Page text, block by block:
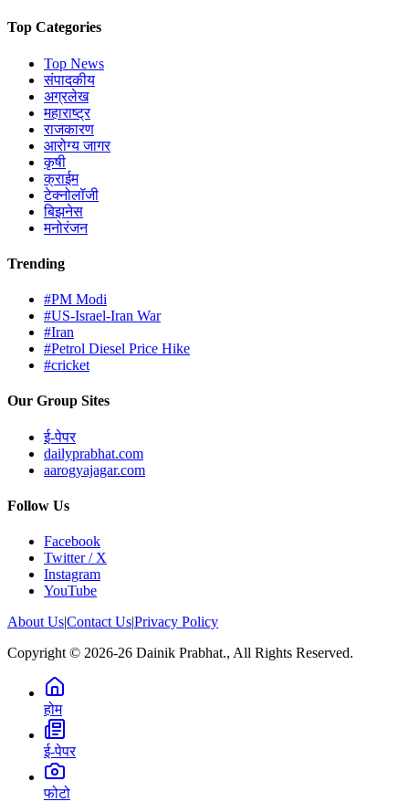
Top Categories
Top News
संपादकीय
अग्रलेख
महाराष्ट्र
राजकारण
आरोग्य जागर
कृषी
क्राईम
टेक्नोलॉजी
बिझनेस
मनोरंजन
Trending
#PM Modi
#US-Israel-Iran War
#Iran
#Petrol Diesel Price Hike
#cricket
Our Group Sites
ई-पेपर
dailyprabhat.com
aarogyajagar.com
Follow Us
Facebook
Twitter / X
Instagram
YouTube
About Us|Contact Us|Privacy Policy
Copyright © 2026-26 Dainik Prabhat., All Rights Reserved.
होम
ई-पेपर
फोटो